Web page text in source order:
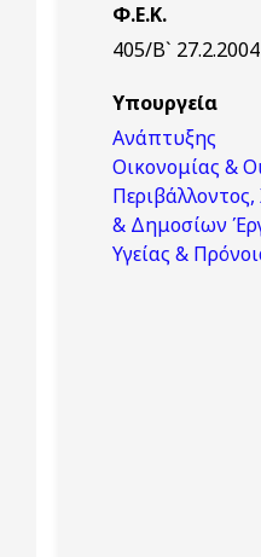
Φ.Ε.Κ.
405/Β` 27.2.2004
Υπουργεία
Ανάπτυξης
Οικονομίας &
& Δημοσίων
Υγείας &